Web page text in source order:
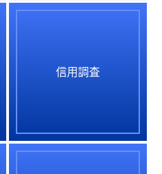
信用調査